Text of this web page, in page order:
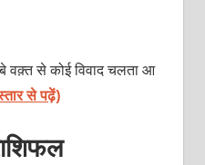
से कोई विवाद चलता आ
से पढ़ें)